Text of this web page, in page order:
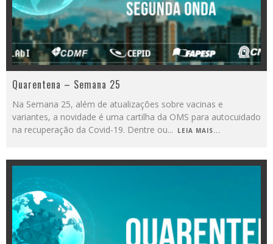
Quarentena – Semana 25
Na Semana 25, além de atualizações sobre vacinas e
variantes, a novidade é uma cartilha da OMS para autocuidado
na recuperação da Covid-19. Dentre ou... LEIA MAIS...